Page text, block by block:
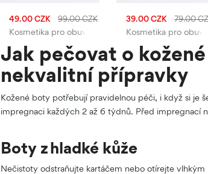
Kosmetika pro obuv Coccine
99.00 CZK
49.00 CZK
Kosmetika pro obuv
79.00
39.00 CZK
Jak pečovat o
nekvalitní přípravky
Kožené boty potřebují pravidelnou péči, i když si je
impregnaci každých 2 až 6 týdnů. Před impregnací
Boty z hladké kůže
Nečistoty odstraňujte kartáčem nebo otírejte